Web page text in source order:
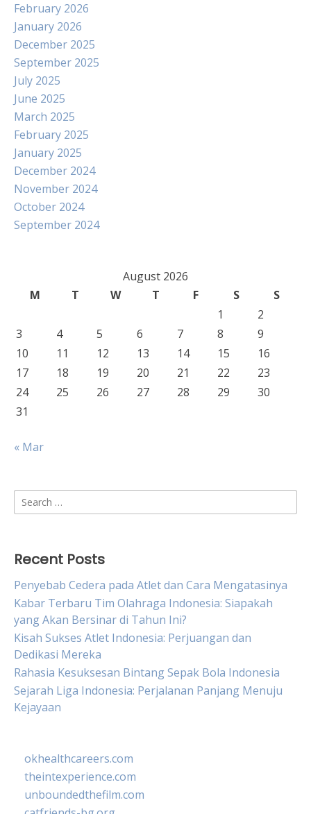
February 2026
January 2026
December 2025
September 2025
July 2025
June 2025
March 2025
February 2025
January 2025
December 2024
November 2024
October 2024
September 2024
August 2026
M
T W T F S
S
1
2
3
4 5 6 7 8
9
10
11 12 13 14 15
16
17
18 19 20 21 22
23
24
25 26 27 28 29
30
31
« Mar
Search
for:
Recent Posts
Penyebab Cedera pada Atlet dan Cara Mengatasinya
Kabar Terbaru Tim Olahraga Indonesia: Siapakah
yang Akan Bersinar di Tahun Ini?
Kisah Sukses Atlet Indonesia: Perjuangan dan
Dedikasi Mereka
Rahasia Kesuksesan Bintang Sepak Bola Indonesia
Sejarah Liga Indonesia: Perjalanan Panjang Menuju
Kejayaan
okhealthcareers.com
theintexperience.com
unboundedthefilm.com